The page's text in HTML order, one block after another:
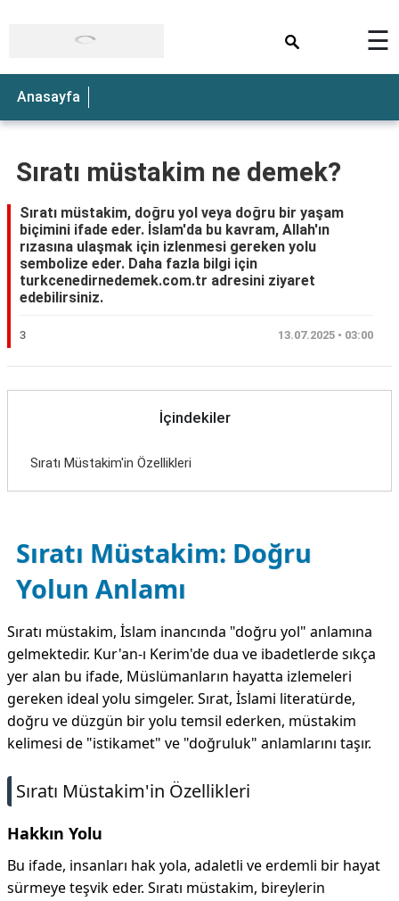
☰
Anasayfa
Sıratı müstakim ne demek?
Sıratı müstakim, doğru yol veya doğru bir yaşam
biçimini ifade eder. İslam'da bu kavram, Allah'ın
rızasına ulaşmak için izlenmesi gereken yolu
sembolize eder. Daha fazla bilgi için
turkcenedirnedemek.com.tr adresini ziyaret
edebilirsiniz.
3 13.07.2025 • 03:00
İçindekiler
Sıratı Müstakim'in Özellikleri
Sıratı Müstakim: Doğru
Yolun Anlamı
Sıratı müstakim, İslam inancında "doğru yol" anlamına
gelmektedir. Kur'an-ı Kerim'de dua ve ibadetlerde sıkça
yer alan bu ifade, Müslümanların hayatta izlemeleri
gereken ideal yolu simgeler. Sırat, İslami literatürde,
doğru ve düzgün bir yolu temsil ederken, müstakim
kelimesi de "istikamet" ve "doğruluk" anlamlarını taşır.
Sıratı Müstakim'in Özellikleri
Hakkın Yolu
Bu ifade, insanları hak yola, adaletli ve erdemli bir hayat
sürmeye teşvik eder. Sıratı müstakim, bireylerin